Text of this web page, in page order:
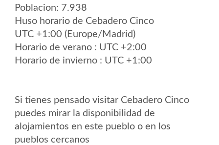
Poblacion: 7.938
Huso horario de Cebadero Cinco
UTC +1:00 (Europe/Madrid)
Horario de verano : UTC +2:00
Horario de invierno : UTC +1:00
Si tienes pensado visitar Cebadero Cinco
puedes mirar la disponibilidad de
alojamientos en este pueblo o en los
pueblos cercanos